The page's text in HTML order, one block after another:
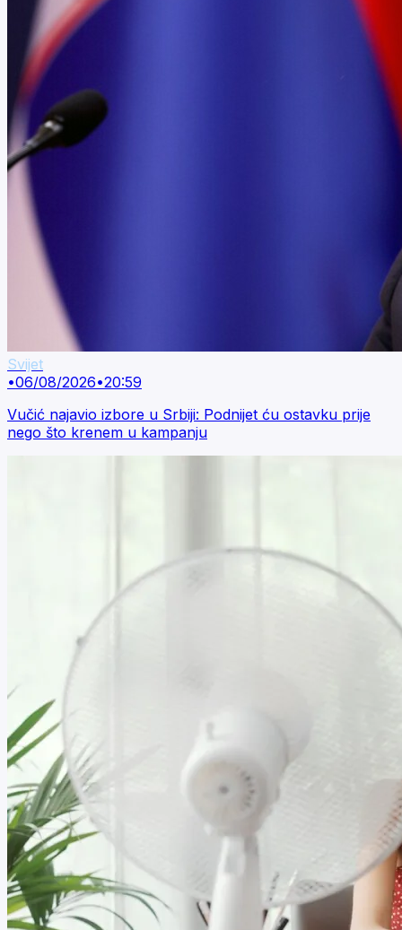
Svijet
•06/08/2026•20:59
Vučić najavio izbore u Srbiji: Podnijet ću ostavku prije
nego što krenem u kampanju